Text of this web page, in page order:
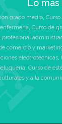
Lo
grado medio,
, Curso de
profesional
comercio y
electrotécnicas,
, Curso de
y a la